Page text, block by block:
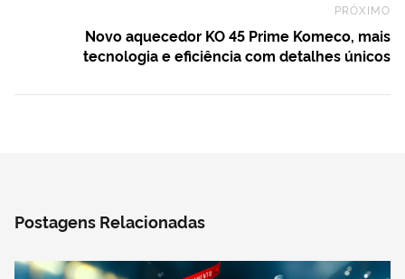
PRÓXIMO
Novo aquecedor KO 45 Prime Komeco, mais
tecnologia e eficiência com detalhes únicos
Postagens Relacionadas